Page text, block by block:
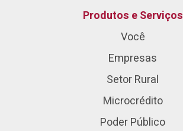
Produtos e Serviços
Você
Empresas
Setor Rural
Microcrédito
Poder Público